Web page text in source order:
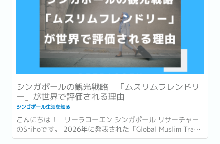
シンガポールの観光戦略 「ムスリムフレンドリ
ー」が世界で評価される理由
シンガポール生活を知る
こんにちは！ リーラコーエン シンガポール リサーチャー
のShihoです。 2026年に発表された「Global Muslim Travel
Index 2026」(GMTI) というムスリム (イスラム教を信仰し